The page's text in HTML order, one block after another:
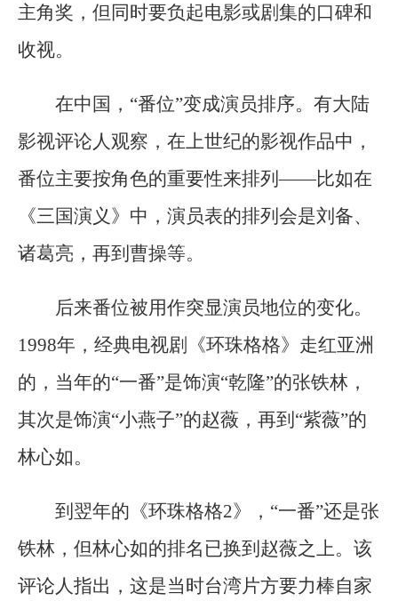
主角奖，但同时要负起电影或剧集的口碑和
收视。
在中国，“番位”变成演员排序。有大陆
影视评论人观察，在上世纪的影视作品中，
番位主要按角色的重要性来排列——比如在
《三国演义》中，演员表的排列会是刘备、
诸葛亮，再到曹操等。
后来番位被用作突显演员地位的变化。
1998年，经典电视剧《环珠格格》走红亚洲
的，当年的“一番”是饰演“乾隆”的张铁林，
其次是饰演“小燕子”的赵薇，再到“紫薇”的
林心如。
到翌年的《环珠格格2》，“一番”还是张
铁林，但林心如的排名已换到赵薇之上。该
评论人指出，这是当时台湾片方要力棒自家